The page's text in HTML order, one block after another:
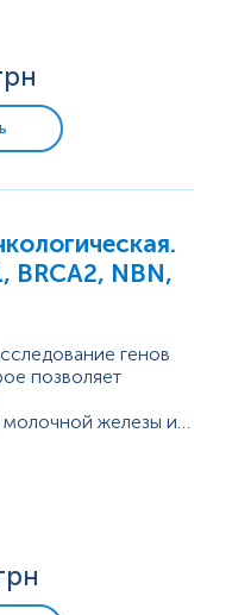
Мониторинг
тракта
функции
приеме оральных
BRCA2, NBN,
генов
позволяет
железы и
железы у тех и
мутаций в этом